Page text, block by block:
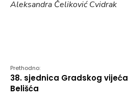
Aleksandra Čeliković Cvidrak
Prethodno:
38. sjednica Gradskog
Belišća